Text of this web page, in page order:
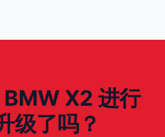
X2 进行
级了吗？